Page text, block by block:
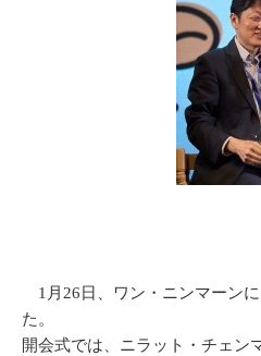
1月26日、ワン・ニンマーンに
た。
開会式では、ニラット・チェン